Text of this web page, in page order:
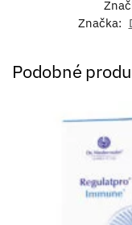
Značka:
Podobné